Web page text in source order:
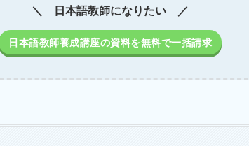
＼ 日本語教師になりたい ／
日本語教師養成講座の資料を無料で一括請求